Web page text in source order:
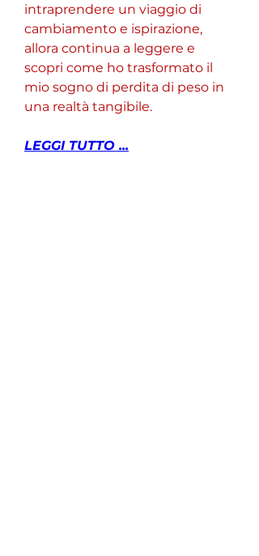
intraprendere un viaggio di
cambiamento e ispirazione,
allora continua a leggere e
scopri come ho trasformato il
mio sogno di perdita di peso in
una realtà tangibile.
LEGGI TUTTO ...